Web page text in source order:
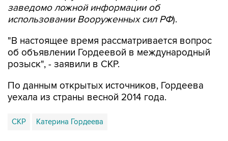
заведомо ложной информации об
использовании Вооруженных сил РФ).
"В настоящее время рассматривается вопрос
об объявлении Гордеевой в международный
розыск", - заявили в СКР.
По данным открытых источников, Гордеева
уехала из страны весной 2014 года.
СКР Катерина Гордеева